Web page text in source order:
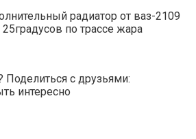
радиатор от ваз-2109
по трассе жара
Поделиться с друзьями:
интересно